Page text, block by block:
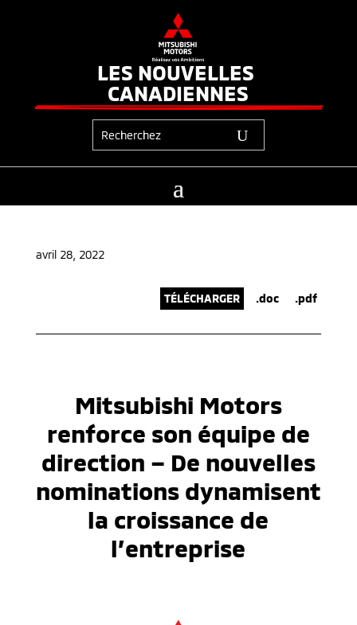
LES NOUVELLES
CANADIENNES
avril 28, 2022
TÉLÉCHARGER .doc .pdf
Mitsubishi Motors
renforce son équipe de
direction – De nouvelles
nominations dynamisent
la croissance de
l’entreprise